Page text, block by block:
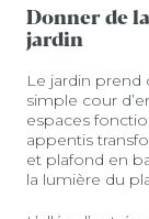
Donner de
jardin
Le jardin prend
simple cour
espaces
appentis
et plafond en
la lumière du